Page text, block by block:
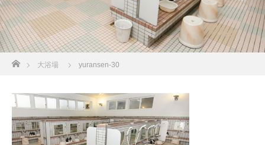
ホーム
大浴場 yuransen-30